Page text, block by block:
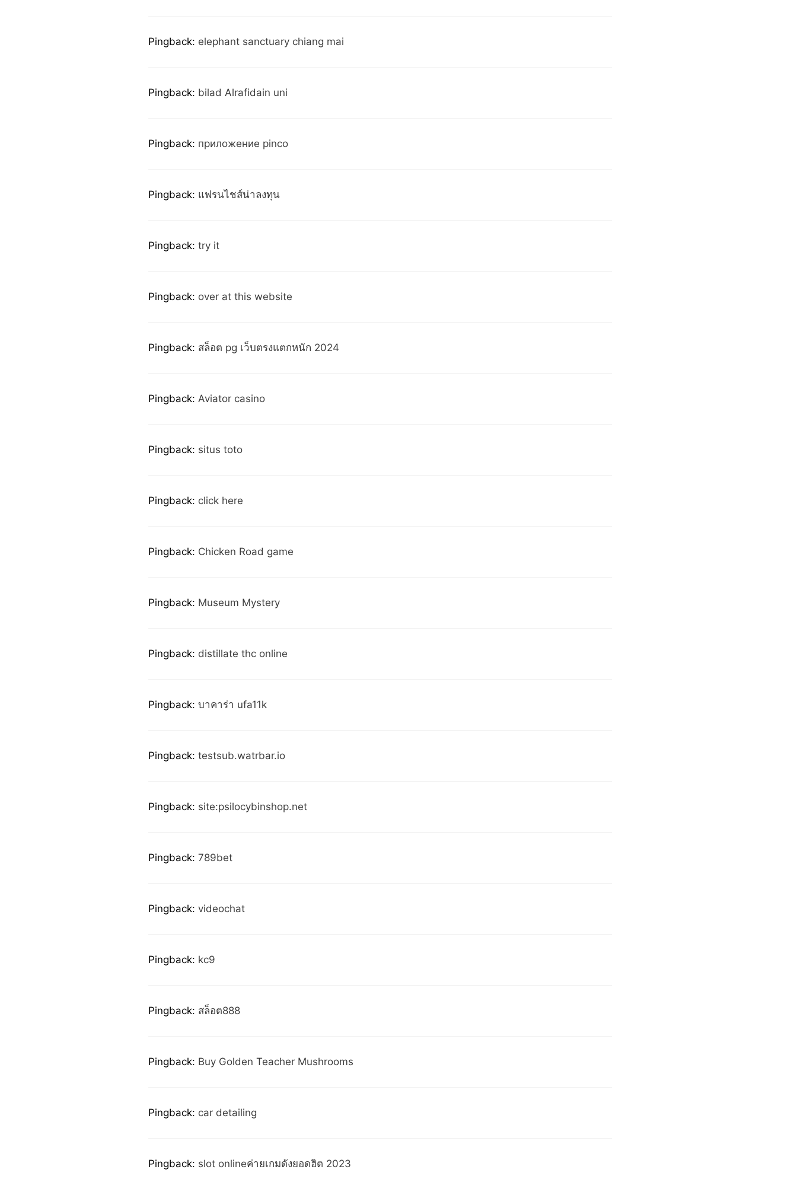
Pingback: elephant sanctuary chiang mai
Pingback: bilad Alrafidain uni
Pingback: приложение pinco
Pingback: แฟรนไชส์น่าลงทุน
Pingback: try it
Pingback: over at this website
Pingback: สล็อต pg เว็บตรงแตกหนัก 2024
Pingback: Aviator casino
Pingback: situs toto
Pingback: click here
Pingback: Chicken Road game
Pingback: Museum Mystery
Pingback: distillate thc online
Pingback: บาคาร่า ufa11k
Pingback: testsub.watrbar.io
Pingback: site:psilocybinshop.net
Pingback: 789bet
Pingback: videochat
Pingback: kc9
Pingback: สล็อต888
Pingback: Buy Golden Teacher Mushrooms
Pingback: car detailing
Pingback: slot onlineค่ายเกมดังยอดฮิต 2023